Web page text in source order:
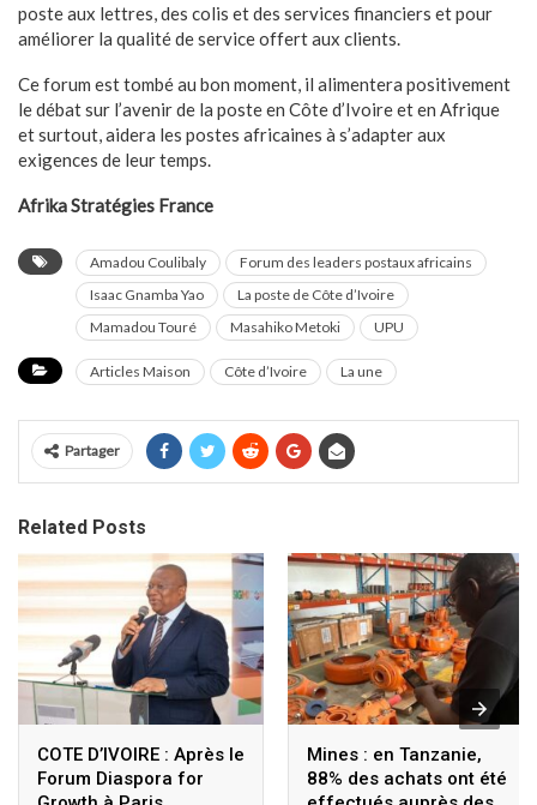
poste aux lettres, des colis et des services financiers et pour
améliorer la qualité de service offert aux clients.
Ce forum est tombé au bon moment, il alimentera positivement
le débat sur l’avenir de la poste en Côte d’Ivoire et en Afrique
et surtout, aidera les postes africaines à s’adapter aux
exigences de leur temps.
Afrika Stratégies France
Amadou Coulibaly
Forum des leaders postaux africains
Isaac Gnamba Yao
La poste de Côte d’Ivoire
Mamadou Touré
Masahiko Metoki UPU
Articles Maison Côte d’Ivoire La une
Partager
Related Posts
COTE D’IVOIRE : Après le
Forum Diaspora for
Mines : en Tanzanie,
88% des achats ont été